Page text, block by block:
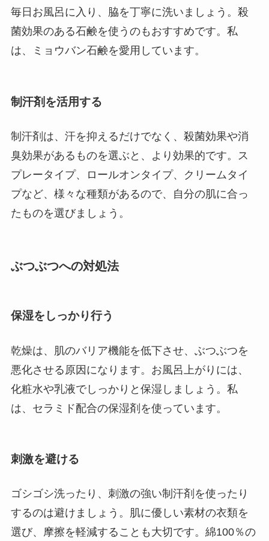
毎日お風呂に入り、脇を丁寧に洗いましょう。殺
菌効果のある石鹸を使うのもおすすめです。私
は、ミョウバン石鹸を愛用しています。
制汗剤を活用する
制汗剤は、汗を抑えるだけでなく、殺菌効果や消
臭効果があるものを選ぶと、より効果的です。ス
プレータイプ、ロールオンタイプ、クリームタイ
プなど、様々な種類があるので、自分の肌に合っ
たものを選びましょう。
ぶつぶつへの対処法
保湿をしっかり行う
乾燥は、肌のバリア機能を低下させ、ぶつぶつを
悪化させる原因になります。お風呂上がりには、
化粧水や乳液でしっかりと保湿しましょう。私
は、セラミド配合の保湿剤を使っています。
刺激を避ける
ゴシゴシ洗ったり、刺激の強い制汗剤を使ったり
するのは避けましょう。肌に優しい素材の衣類を
選び、摩擦を軽減することも大切です。綿100％の